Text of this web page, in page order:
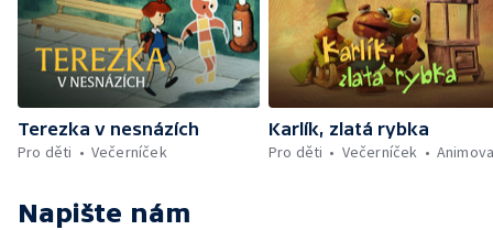
Terezka v nesnázích
Pro děti
Večerníček
Karlík, zlatá rybka
Pro děti
Večerníček
Napište nám